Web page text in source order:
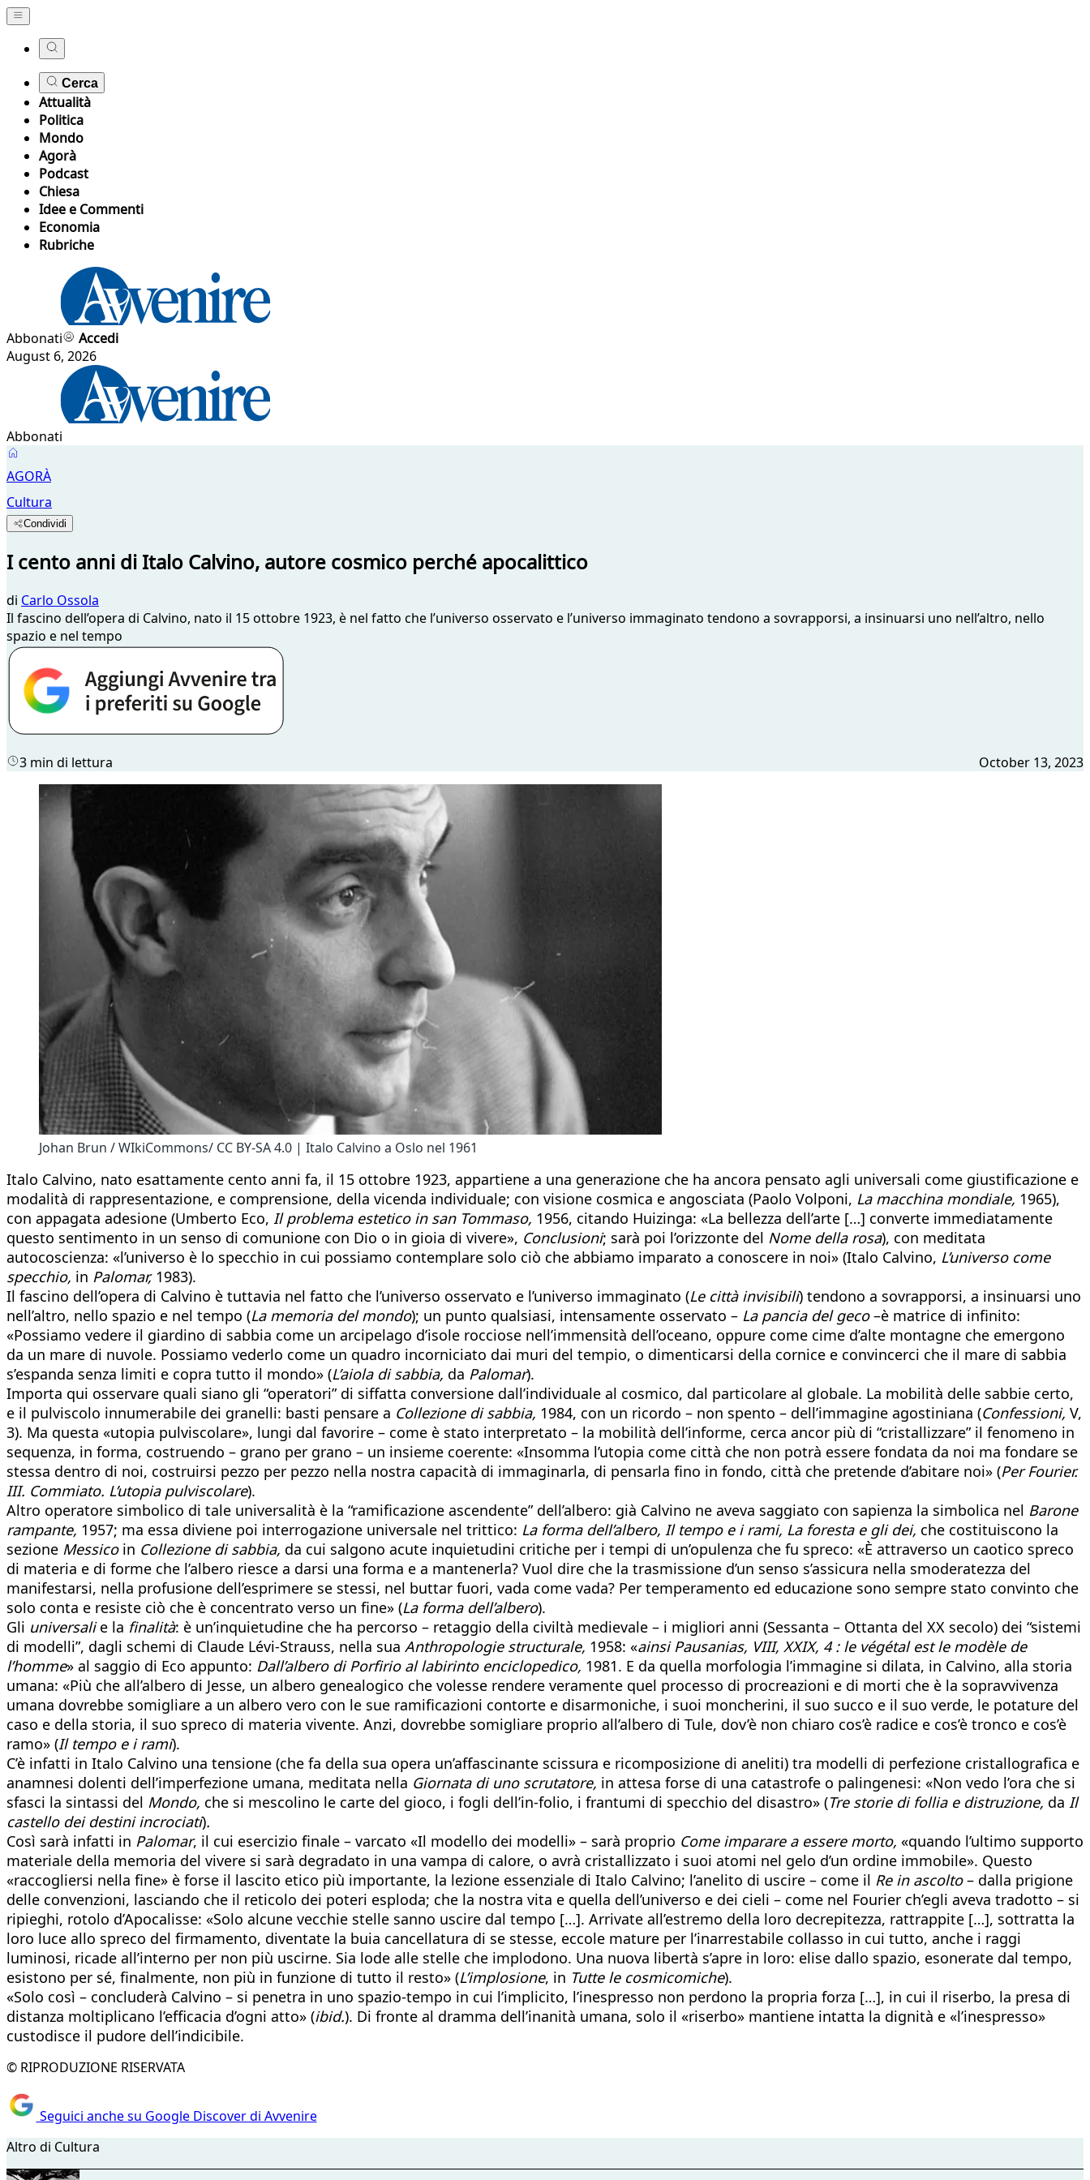
Cerca
Attualità
Politica
Mondo
Agorà
Podcast
Chiesa
Idee e Commenti
Economia
Rubriche
Abbonati
Accedi
August 6, 2026
Abbonati
AGORÀ
Cultura
Condividi
I cento anni di Italo Calvino, autore cosmico perché apocalittico
di Carlo Ossola
Il fascino dell’opera di Calvino, nato il 15 ottobre 1923, è nel fatto che l’universo osservato e l’universo immaginato tendono a sovrapporsi, a insinuarsi uno nell’altro, nello
spazio e nel tempo
3 min di lettura October 13, 2023
Johan Brun / WIkiCommons/ CC BY-SA 4.0 | Italo Calvino a Oslo nel 1961
Italo Calvino, nato esattamente cento anni fa, il 15 ottobre 1923, appartiene a una generazione che ha ancora pensato agli universali come giustificazione e
modalità di rappresentazione, e comprensione, della vicenda individuale; con visione cosmica e angosciata (Paolo Volponi, La macchina mondiale, 1965),
con appagata adesione (Umberto Eco, Il problema estetico in san Tommaso, 1956, citando Huizinga: «La bellezza dell’arte […] converte immediatamente
questo sentimento in un senso di comunione con Dio o in gioia di vivere», Conclusioni; sarà poi l’orizzonte del Nome della rosa), con meditata
autocoscienza: «l’universo è lo specchio in cui possiamo contemplare solo ciò che abbiamo imparato a conoscere in noi» (Italo Calvino, L’universo come
specchio, in Palomar, 1983).
Il fascino dell’opera di Calvino è tuttavia nel fatto che l’universo osservato e l’universo immaginato (Le città invisibili) tendono a sovrapporsi, a insinuarsi uno
nell’altro, nello spazio e nel tempo (La memoria del mondo); un punto qualsiasi, intensamente osservato – La pancia del geco–è matrice di infinito:
«Possiamo vedere il giardino di sabbia come un arcipelago d’isole rocciose nell’immensità dell’oceano, oppure come cime d’alte montagne che emergono
da un mare di nuvole. Possiamo vederlo come un quadro incorniciato dai muri del tempio, o dimenticarsi della cornice e convincerci che il mare di sabbia
s’espanda senza limiti e copra tutto il mondo» (L’aiola di sabbia, da Palomar).
Importa qui osservare quali siano gli “operatori” di siffatta conversione dall’individuale al cosmico, dal particolare al globale. La mobilità delle sabbie certo,
e il pulviscolo innumerabile dei granelli: basti pensare a Collezione di sabbia, 1984, con un ricordo – non spento – dell’immagine agostiniana (Confessioni, V,
3). Ma questa «utopia pulviscolare», lungi dal favorire – come è stato interpretato – la mobilità dell’informe, cerca ancor più di “cristallizzare” il fenomeno in
sequenza, in forma, costruendo – grano per grano – un insieme coerente: «Insomma l’utopia come città che non potrà essere fondata da noi ma fondare se
stessa dentro di noi, costruirsi pezzo per pezzo nella nostra capacità di immaginarla, di pensarla fino in fondo, città che pretende d’abitare noi» (Per Fourier.
III. Commiato. L’utopia pulviscolare).
Altro operatore simbolico di tale universalità è la “ramificazione ascendente” dell’albero: già Calvino ne aveva saggiato con sapienza la simbolica nel Barone
rampante, 1957; ma essa diviene poi interrogazione universale nel trittico: La forma dell’albero, Il tempo e i rami, La foresta e gli dei, che costituiscono la
sezione Messico in Collezione di sabbia, da cui salgono acute inquietudini critiche per i tempi di un’opulenza che fu spreco: «È attraverso un caotico spreco
di materia e di forme che l’albero riesce a darsi una forma e a mantenerla? Vuol dire che la trasmissione d’un senso s’assicura nella smoderatezza del
manifestarsi, nella profusione dell’esprimere se stessi, nel buttar fuori, vada come vada? Per temperamento ed educazione sono sempre stato convinto che
solo conta e resiste ciò che è concentrato verso un fine» (La forma dell’albero).
Gli universalie la finalità: è un’inquietudine che ha percorso – retaggio della civiltà medievale – i migliori anni (Sessanta – Ottanta del XX secolo) dei “sistemi
di modelli”, dagli schemi di Claude Lévi-Strauss, nella sua Anthropologie structurale, 1958: «ainsi Pausanias, VIII, XXIX, 4 : le végétal est le modèle de
l’homme» al saggio di Eco appunto: Dall’albero di Porfirio al labirinto enciclopedico, 1981. E da quella morfologia l’immagine si dilata, in Calvino, alla storia
umana: «Più che all’albero di Jesse, un albero genealogico che volesse rendere veramente quel processo di procreazioni e di morti che è la sopravvivenza
umana dovrebbe somigliare a un albero vero con le sue ramificazioni contorte e disarmoniche, i suoi moncherini, il suo succo e il suo verde, le potature del
caso e della storia, il suo spreco di materia vivente. Anzi, dovrebbe somigliare proprio all’albero di Tule, dov’è non chiaro cos’è radice e cos’è tronco e cos’è
ramo» (Il tempo e i rami).
C’è infatti in Italo Calvino una tensione (che fa della sua opera un’affascinante scissura e ricomposizione di aneliti) tra modelli di perfezione cristallografica e
anamnesi dolenti dell’imperfezione umana, meditata nella Giornata di uno scrutatore, in attesa forse di una catastrofe o palingenesi: «Non vedo l’ora che si
sfasci la sintassi del Mondo, che si mescolino le carte del gioco, i fogli dell’in-folio, i frantumi di specchio del disastro» (Tre storie di follia e distruzione, da Il
castello dei destini incrociati).
Così sarà infatti in Palomar, il cui esercizio finale – varcato «Il modello dei modelli» – sarà proprio Come imparare a essere morto, «quando l’ultimo supporto
materiale della memoria del vivere si sarà degradato in una vampa di calore, o avrà cristallizzato i suoi atomi nel gelo d’un ordine immobile». Questo
«raccogliersi nella fine» è forse il lascito etico più importante, la lezione essenziale di Italo Calvino; l’anelito di uscire – come il Re in ascolto– dalla prigione
delle convenzioni, lasciando che il reticolo dei poteri esploda; che la nostra vita e quella dell’universo e dei cieli – come nel Fourier ch’egli aveva tradotto – si
ripieghi, rotolo d’Apocalisse: «Solo alcune vecchie stelle sanno uscire dal tempo […]. Arrivate all’estremo della loro decrepitezza, rattrappite […], sottratta la
loro luce allo spreco del firmamento, diventate la buia cancellatura di se stesse, eccole mature per l’inarrestabile collasso in cui tutto, anche i raggi
luminosi, ricade all’interno per non più uscirne. Sia lode alle stelle che implodono. Una nuova libertà s’apre in loro: elise dallo spazio, esonerate dal tempo,
esistono per sé, finalmente, non più in funzione di tutto il resto» (L’implosione, in Tutte le cosmicomiche).
«Solo così – concluderà Calvino – si penetra in uno spazio-tempo in cui l’implicito, l’inespresso non perdono la propria forza […], in cui il riserbo, la presa di
distanza moltiplicano l’efficacia d’ogni atto» (ibid.). Di fronte al dramma dell’inanità umana, solo il «riserbo» mantiene intatta la dignità e «l’inespresso»
custodisce il pudore dell’indicibile.
© RIPRODUZIONE RISERVATA
Seguici anche su Google Discover di Avvenire
Altro di Cultura